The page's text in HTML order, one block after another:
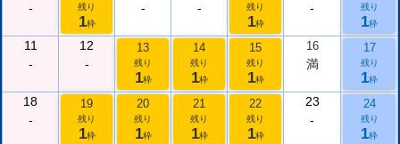
-
残り
1枠
-
-
残り
1枠
-
残り
1枠
11
-
12
-
13
残り
1枠
14
残り
1枠
15
残り
1枠
16
満
17
残り
1枠
18
-
19
残り
1枠
20
残り
1枠
21
残り
1枠
22
残り
1枠
23
-
24
残り
1枠